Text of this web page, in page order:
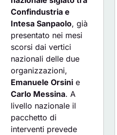
Confindustria e
Intesa Sanpaolo, già
presentato nei mesi
scorsi dai vertici
nazionali delle due
organizzazioni,
Emanuele Orsini e
Carlo Messina. A
livello nazionale il
pacchetto di
interventi prevede